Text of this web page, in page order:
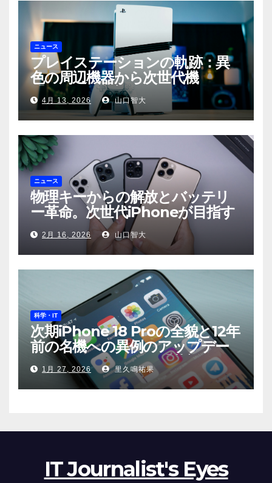
ニュース
プレイステーションの軌跡：異
色の周辺機器から次世代機
「PS6」の展望まで
4月 13, 2026 山口智大
ニュース
物理キーからの解放とバッテリ
ー革命。次世代iPhoneが目指す
もの
2月 16, 2026 山口智大
科学・IT
次期iPhone 18 Proの全貌と12年
前の名機への異例のアップデー
ト——Appleが示す「革新」と
「責任」
1月 27, 2026 里久鳴祐果
IT Journalist's Eyes